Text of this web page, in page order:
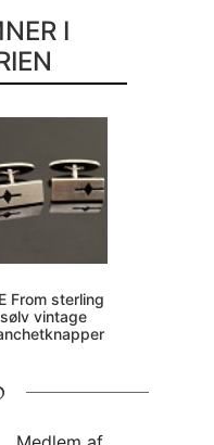
I
From sterling
sølv vintage